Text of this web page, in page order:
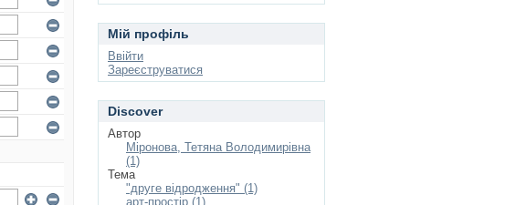
Мій профіль
Ввійти
Зареєструватися
Discover
Автор
Міронова, Тетяна Володимирівна
(1)
Тема
"друге відродження" (1)
арт-простір (1)